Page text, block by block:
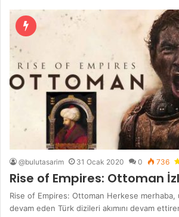
@bulutasarim 31 Ocak 2020 0 736
Rise of Empires: Ottoman
Rise of Empires: Ottoman Herkese merhaba,
devam eden Türk dizileri akımını devam